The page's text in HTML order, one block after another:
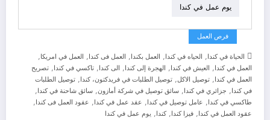
يوم عمل في كندا
فرص العمل
الحياة في كندا, الحياه في كندا, العمل بكندا, العمل فى كندا, العمل في امريكا,
العمل في كندا, العيش في كندا, الهجرة إلى كندا, الى كندا, تاكسي في كندا, تصريح
العمل في كندا, توصيل الاكل, توصيل الطلبات في فريدكتون، كندا, توصيل الطلبات
في كندا, جزائري في كندا, سائق توصيل في شركة أمازون, سائق شاحنة في كندا,
طاكسي في كندا, عامل توصيل في كندا, عقد عمل في كندا, عقود العمل فى كندا,
عقود العمل في كندا, فيزا كندا,كندا, يوم عمل في كندا